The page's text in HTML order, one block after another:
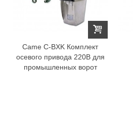
Came C-BXK Комплект
осевого привода 220В для
промышленных ворот